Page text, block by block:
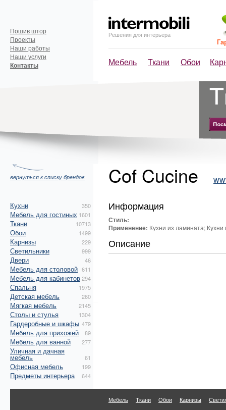
Решения для интерьера
Мебель Ткани Обои
Пошив штор
Проекты
Наши работы
Наши услуги
Контакты
вернуться к списку брендов
Кухни 350
Мебель для гостиных 1601
Ткани 10713
Обои 1499
Карнизы 229
Светильники 999
Двери 46
Мебель для столовой 611
Мебель для кабинетов294
Спальня 1975
Детская мебель 260
Мягкая мебель 2145
Столы и стулья 1304
Гардеробные и шкафы 479
Мебель для прихожей 89
Мебель для ванной 277
Уличная и дачная
мебель 61
Офисная мебель 199
Предметы интерьера 644
Cof Cucine
Информация
Стиль:
Применение: Кухни из ламината;
Описание
Мебель Ткани Обои Карнизы